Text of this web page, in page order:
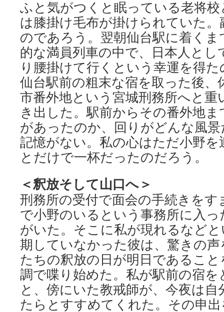
ふと気がつくと眠っている老将
は膝掛け毛布が掛けられていた
のであろう。翌朝仙台駅に着くま
的な満員列車の中で、日本人と
り腰掛けて行くという幸運を得
仙台駅前の粗末な宿を取った後、
市番外地という宮城刑務所へと
き出した。駅前からその番外地
があったのか、回りがどんな風
記憶がない。私の心はただ小野
とだけで一杯だったのだろう。
＜釈放そして山口へ＞
刑務所の受付で面会の手続きをす
で小野のいるという事務所に入
がいた。そこに私が現れるなど
期していなかった彼は、驚きの
たちの釈放の日が明日であるこ
調で喋り始めた。私が駅前の宿
と、傍にいた教戒師が、今夜は
たらとすすめてくれた。その申